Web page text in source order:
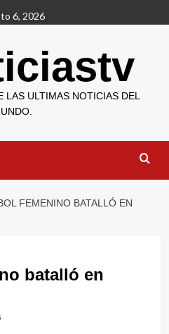
6, 2026
LAS ULTIMAS NOTICIAS DEL
FEMENINO BATALLÓ EN
batalló en